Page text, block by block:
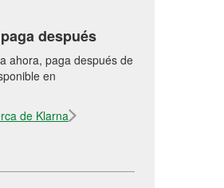
después
ahora, paga después de
en
de Klarna